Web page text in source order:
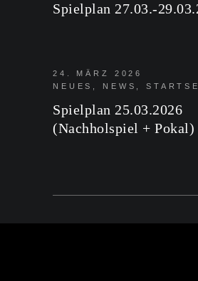
Spielplan 27.03.-
24. MÄRZ 2026
NEUES
NEWS ,
Spielplan 25.03.2026
(Nachholspiel + Pokal)